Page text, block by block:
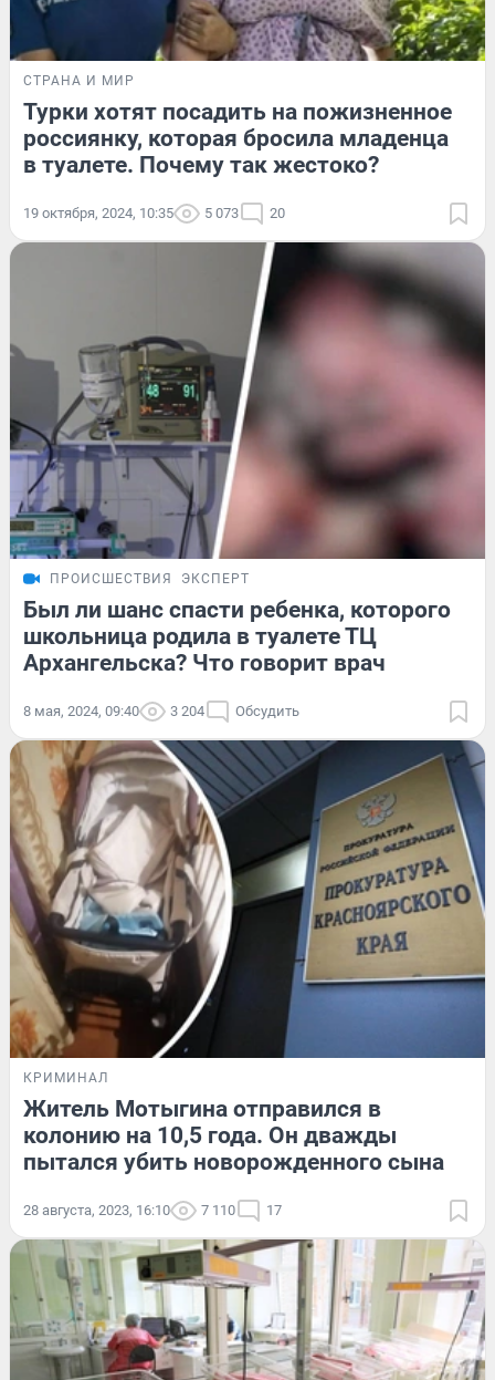
СТРАНА И МИР
Турки хотят посадить на пожизненное
россиянку, которая бросила младенца
в туалете. Почему так жестоко?
19 октября, 2024, 10:35 5 073 20
ПРОИСШЕСТВИЯ ЭКСПЕРТ
Был ли шанс спасти ребенка, которого
школьница родила в туалете ТЦ
Архангельска? Что говорит врач
8 мая, 2024, 09:40 3 204 Обсудить
КРИМИНАЛ
Житель Мотыгина отправился в
колонию на 10,5 года. Он дважды
пытался убить новорожденного сына
28 августа, 2023, 16:10 7 110 17